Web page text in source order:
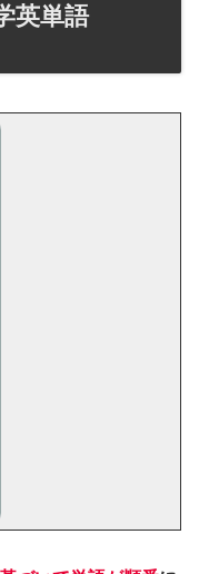
英単語